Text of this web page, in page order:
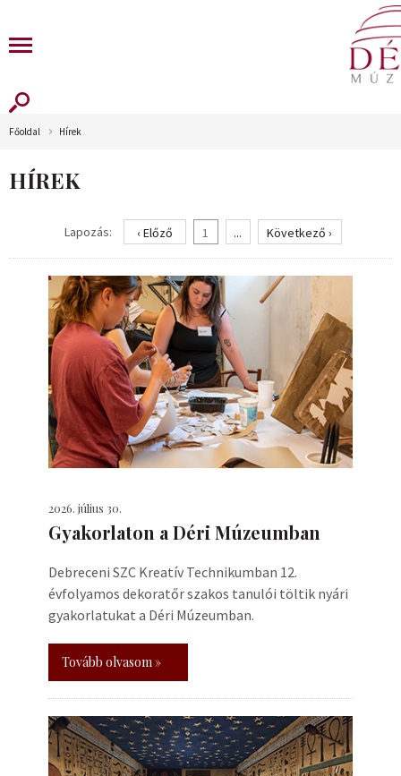
Főoldal Hírek
HÍREK
Lapozás: ‹ Előző 1 ... Következő ›
2026. július 30.
Gyakorlaton a Déri Múzeumban
Debreceni SZC Kreatív Technikumban 12.
évfolyamos dekoratőr szakos tanulói töltik nyári
gyakorlatukat a Déri Múzeumban.
Tovább olvasom »